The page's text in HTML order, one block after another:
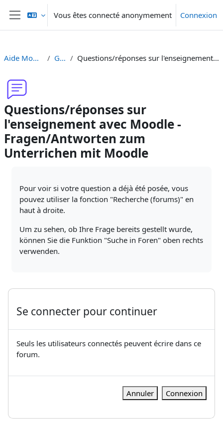
Passer au contenu principal
Panneau latéral
Vous êtes connecté anonymement Connexion
Aide Moodle - Moodle Hilfe Généralités Questions/réponses sur l'enseignement avec Moodle - Fragen/Antworten zum Unterrichen mit Moodle
Questions/réponses sur
l'enseignement avec Moodle -
Fragen/Antworten zum
Unterrichen mit Moodle
Pour voir si votre question a déjà été posée, vous
pouvez utiliser la fonction "Recherche (forums)" en
haut à droite.
Um zu sehen, ob Ihre Frage bereits gestellt wurde,
können Sie die Funktion "Suche in Foren" oben rechts
verwenden.
Se connecter pour continuer
Seuls les utilisateurs connectés peuvent écrire dans ce
forum.
Annuler Connexion